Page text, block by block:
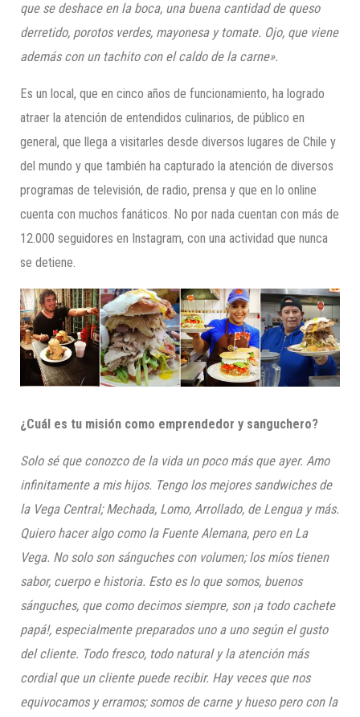
que se deshace en la boca, una buena cantidad de queso
derretido, porotos verdes, mayonesa y tomate. Ojo, que viene
además con un tachito con el caldo de la carne».
Es un local, que en cinco años de funcionamiento, ha logrado
atraer la atención de entendidos culinarios, de público en
general, que llega a visitarles desde diversos lugares de Chile y
del mundo y que también ha capturado la atención de diversos
programas de televisión, de radio, prensa y que en lo online
cuenta con muchos fanáticos. No por nada cuentan con más de
12.000 seguidores en Instagram, con una actividad que nunca
se detiene.
¿Cuál es tu misión como emprendedor y sanguchero?
Solo sé que conozco dela vida un poco más que ayer. Amo
infinitamente a mis hijos. Tengo losmejores sandwiches de
la Vega Central; Mechada, Lomo, Arrollado, de Lengua y más.
Quiero hacer algo como la Fuente Alemana, pero en La
Vega. No solo son sánguches con volumen; los míos tienen
sabor, cuerpo e historia. Esto es lo que somos, buenos
sánguches, que como decimos siempre, son ¡a todo cachete
papá!, especialmente preparados uno a uno según el gusto
del cliente. Todo fresco, todo natural y la atención más
cordialque un cliente puede recibir. Hay veces que nos
equivocamos y erramos;somos de carne y hueso pero con la